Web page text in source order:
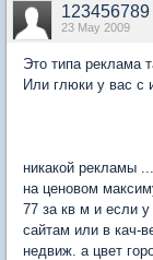
123456789
23 May 2009
Это типа реклама
Или глюки у вас с
никакой рекламы
на ценовом
77 за кв м и если
сайтам или в кач-
недвиж. а цвет